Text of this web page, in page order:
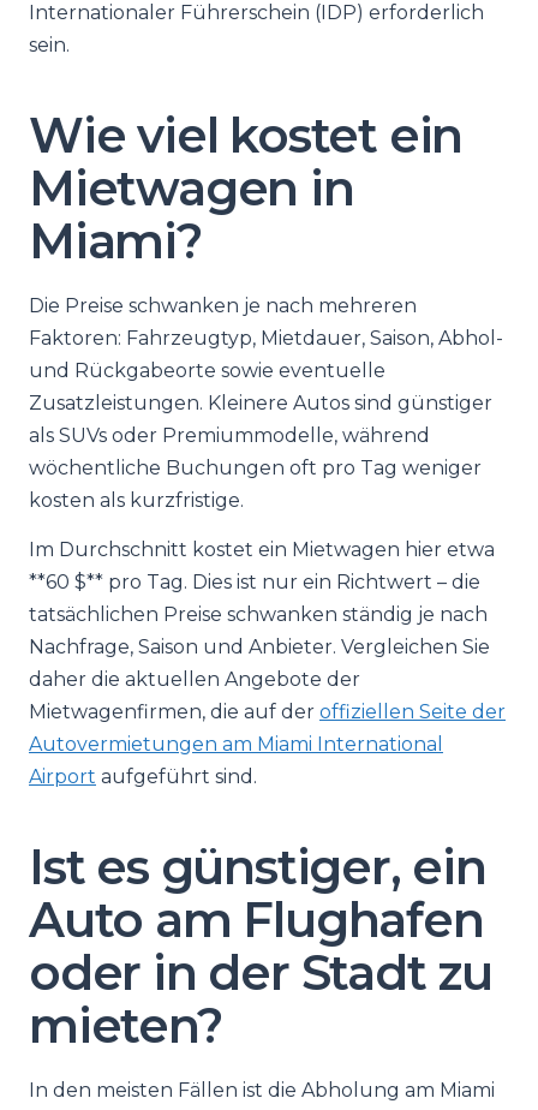
Internationaler Führerschein (IDP) erforderlich
sein.
Wie viel kostet ein
Mietwagen in
Miami?
Die Preise schwanken je nach mehreren
Faktoren: Fahrzeugtyp, Mietdauer, Saison, Abhol-
und Rückgabeorte sowie eventuelle
Zusatzleistungen. Kleinere Autos sind günstiger
als SUVs oder Premiummodelle, während
wöchentliche Buchungen oft pro Tag weniger
kosten als kurzfristige.
Im Durchschnitt kostet ein Mietwagen hier etwa
**60 $** pro Tag. Dies ist nur ein Richtwert – die
tatsächlichen Preise schwanken ständig je nach
Nachfrage, Saison und Anbieter. Vergleichen Sie
daher die aktuellen Angebote der
Mietwagenfirmen, die auf der offiziellen Seite der
Autovermietungen am Miami International
Airport aufgeführt sind.
Ist es günstiger, ein
Auto am Flughafen
oder in der Stadt zu
mieten?
In den meisten Fällen ist die Abholung am Miami